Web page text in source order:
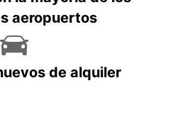
aeropuertos
de alquiler